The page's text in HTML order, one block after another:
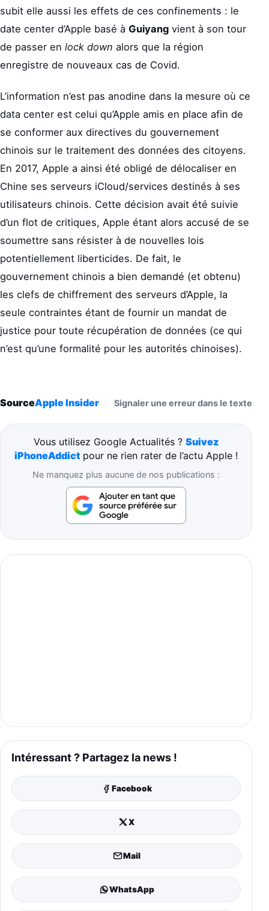
subit elle aussi les effets de ces confinements : le
date center d’Apple basé à Guiyang vient à son tour
de passer en lock down alors que la région
enregistre de nouveaux cas de Covid.
L’information n’est pas anodine dans la mesure où ce
data center est celui qu’Apple amis en place afin de
se conformer aux directives du gouvernement
chinois sur le traitement des données des citoyens.
En 2017, Apple a ainsi été obligé de délocaliser en
Chine ses serveurs iCloud/services destinés à ses
utilisateurs chinois. Cette décision avait été suivie
d’un flot de critiques, Apple étant alors accusé de se
soumettre sans résister à de nouvelles lois
potentiellement liberticides. De fait, le
gouvernement chinois a bien demandé (et obtenu)
les clefs de chiffrement des serveurs d’Apple, la
seule contraintes étant de fournir un mandat de
justice pour toute récupération de données (ce qui
n’est qu’une formalité pour les autorités chinoises).
SourceApple Insider Signaler une erreur dans le texte
Vous utilisez Google Actualités ? Suivez
iPhoneAddict pour ne rien rater de l’actu Apple !
Ne manquez plus aucune de nos publications :
Intéressant ? Partagez la news !
Facebook
X
Mail
WhatsApp